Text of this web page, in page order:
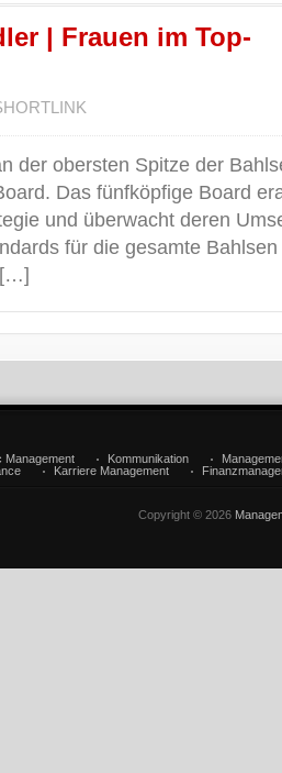
| Frauen im Top-
der obersten Spitze der
Das fünfköpfige Board
und überwacht deren
für die gesamte
[…]
Management Kommunikation
Karriere Management
Copyright © 2026